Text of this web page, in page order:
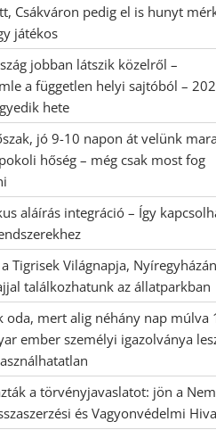
Csákváron pedig el is hunyt
játékos
jobban látszik közelről –
a független helyi sajtóból –
hete
jó 9-10 napon át velünk
hőség – még csak most fog
aláírás integráció – Így
Tigrisek Világnapja, Nyíregyházán
találkozhatunk az állatparkban
oda, mert alig néhány nap múlva
ember személyi igazolványa
a törvényjavaslatot: jön a
és Vagyonvédelmi